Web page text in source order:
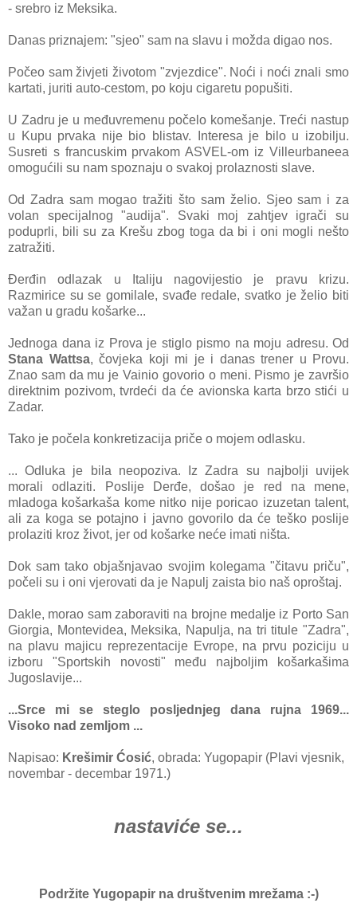
- srebro iz Meksika.
Danas priznajem: "sjeo" sam na slavu i možda digao nos.
Počeo sam živjeti životom "zvjezdice". Noći i noći znali smo
kartati, juriti auto-cestom, po koju cigaretu popušiti.
U Zadru je u međuvremenu počelo komešanje. Treći nastup
u Kupu prvaka nije bio blistav. Interesa je bilo u izobilju.
Susreti s francuskim prvakom ASVEL-om iz Villeurbaneea
omogućili su nam spoznaju o svakoj prolaznosti slave.
Od Zadra sam mogao tražiti što sam želio. Sjeo sam i za
volan specijalnog "audija". Svaki moj zahtjev igrači su
poduprli, bili su za Krešu zbog toga da bi i oni mogli nešto
zatražiti.
Đerđin odlazak u Italiju nagovijestio je pravu krizu.
Razmirice su se gomilale, svađe redale, svatko je želio biti
važan u gradu košarke...
Jednoga dana iz Prova je stiglo pismo na moju adresu. Od
Stana Wattsa, čovjeka koji mi je i danas trener u Provu.
Znao sam da mu je Vainio govorio o meni. Pismo je završio
direktnim pozivom, tvrdeći da će avionska karta brzo stići u
Zadar.
Tako je počela konkretizacija priče o mojem odlasku.
... Odluka je bila neopoziva. Iz Zadra su najbolji uvijek
morali odlaziti. Poslije Derđe, došao je red na mene,
mladoga košarkaša kome nitko nije poricao izuzetan talent,
ali za koga se potajno i javno govorilo da će teško poslije
prolaziti kroz život, jer od košarke neće imati ništa.
Dok sam tako objašnjavao svojim kolegama "čitavu priču",
počeli su i oni vjerovati da je Napulj zaista bio naš oproštaj.
Dakle, morao sam zaboraviti na brojne medalje iz Porto San
Giorgia, Montevidea, Meksika, Napulja, na tri titule "Zadra",
na plavu majicu reprezentacije Evrope, na prvu poziciju u
izboru "Sportskih novosti" među najboljim košarkašima
Jugoslavije...
...Srce mi se steglo posljednjeg dana rujna 1969...
Visoko nad zemljom ...
Napisao: Krešimir Ćosić, obrada: Yugopapir (Plavi vjesnik,
novembar - decembar 1971.)
nastaviće se...
Podržite Yugopapir na društvenim mrežama :-)